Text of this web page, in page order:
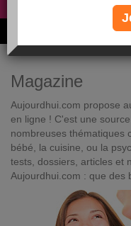
Non, je
6M de personnes ont
Magazine
Aujourdhui.com propose
en ligne ! C'est une
nombreuses thématiques
bébé, la cuisine, ou la
tests, dossiers, articles et
Aujourdhui.com : que des